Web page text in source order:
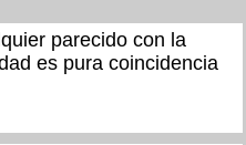
parecido con la
es pura coincidencia